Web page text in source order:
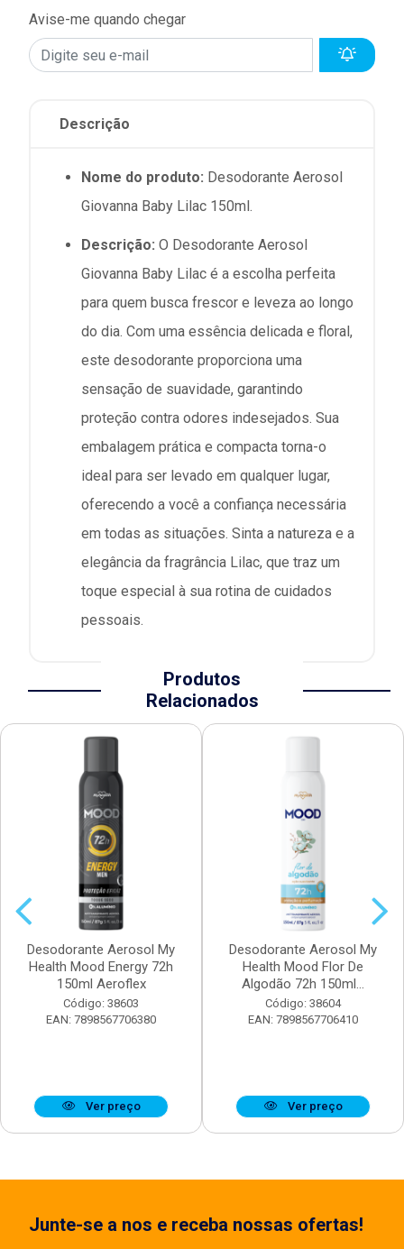
Avise-me quando chegar
Descrição
Nome do produto: Desodorante Aerosol
Giovanna Baby Lilac 150ml.
Descrição: O Desodorante Aerosol
Giovanna Baby Lilac é a escolha perfeita
para quem busca frescor e leveza ao longo
do dia. Com uma essência delicada e floral,
este desodorante proporciona uma
sensação de suavidade, garantindo
proteção contra odores indesejados. Sua
embalagem prática e compacta torna-o
ideal para ser levado em qualquer lugar,
oferecendo a você a confiança necessária
em todas as situações. Sinta a natureza e a
elegância da fragrância Lilac, que traz um
toque especial à sua rotina de cuidados
pessoais.
Produtos
Relacionados
Desodorante Aerosol My
Health Mood Energy 72h
150ml Aeroflex
Código: 38603
EAN: 7898567706380
Ver preço
Desodorante Aerosol My
Health Mood Flor De
Algodão 72h 150ml...
Código: 38604
EAN: 7898567706410
Ver preço
Junte-se a nos e receba nossas ofertas!